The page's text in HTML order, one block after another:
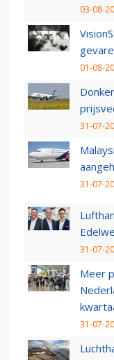
03-08-
01-08-
31-07-
31-07-
31-07-
Meer
31-07-